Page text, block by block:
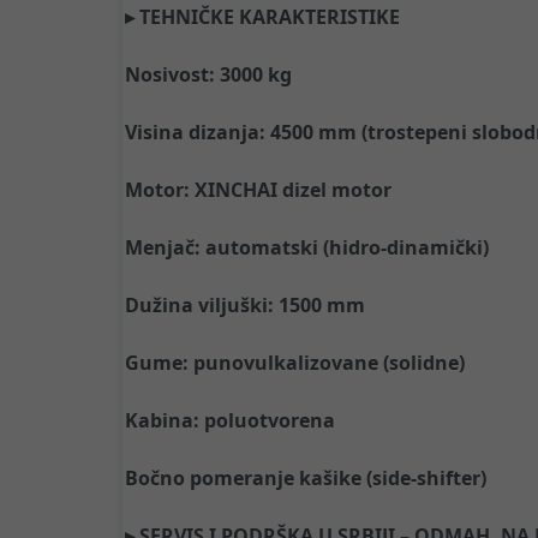
▸ TEHNIČKE KARAKTERISTIKE
Nosivost: 3000 kg
Visina dizanja: 4500 mm (trostepeni
Motor: XINCHAI dizel motor
Menjač: automatski (hidro-dinamički)
Dužina viljuški: 1500 mm
Gume: punovulkalizovane (solidne)
Kabina: poluotvorena
Bočno pomeranje kašike (side-shifter)